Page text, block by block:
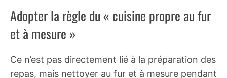
Adopter la règle du « cuisine propre au fur
et à mesure »
Ce n’est pas directement lié à la préparation des
repas, mais nettoyer au fur et à mesure pendant